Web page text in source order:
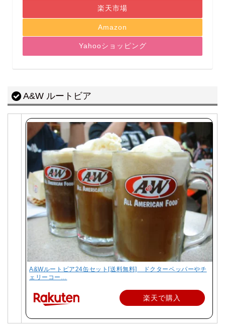
楽天市場
Amazon
Yahooショッピング
A&W ルートビア
A&Wルートビア24缶セット[送料無料] ドクターペッパーやチ
ェリーコー…
楽天で購入